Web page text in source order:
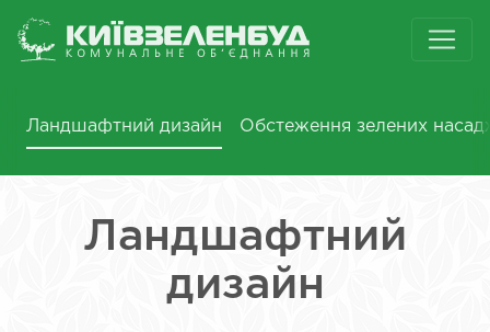
Ландшафтний дизайн Обстеження зелених
Ландшафтний
дизайн